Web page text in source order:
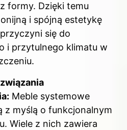
formy. Dzięki temu
i spójną estetykę
się do
i przytulnego klimatu w
Meble systemowe
z myślą o funkcjonalnym
Wiele z nich zawiera